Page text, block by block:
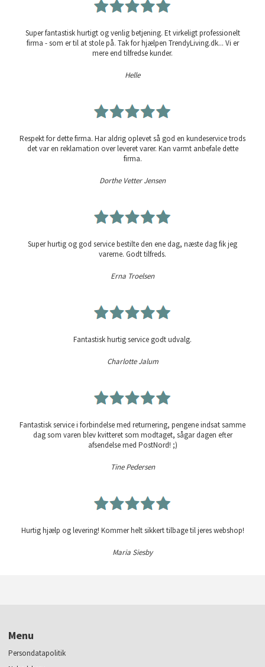
Super fantastisk hurtigt og venlig betjening. Et virkeligt professionelt
firma - som er til at stole på. Tak for hjælpen TrendyLiving.dk... Vi er
mere end tilfredse kunder.
Helle
Respekt for dette firma. Har aldrig oplevet så god en kundeservice trods
det var en reklamation over leveret varer. Kan varmt anbefale dette
firma.
Dorthe Vetter Jensen
Super hurtig og god service bestilte den ene dag, næste dag fik jeg
varerne. Godt tilfreds.
Erna Troelsen
Fantastisk hurtig service godt udvalg.
Charlotte Jalum
Fantastisk service i forbindelse med returnering, pengene indsat samme
dag som varen blev kvitteret som modtaget, sågar dagen efter
afsendelse med PostNord! ;)
Tine Pedersen
Hurtig hjælp og levering! Kommer helt sikkert tilbage til jeres webshop!
Maria Siesby
Menu
Persondatapolitik